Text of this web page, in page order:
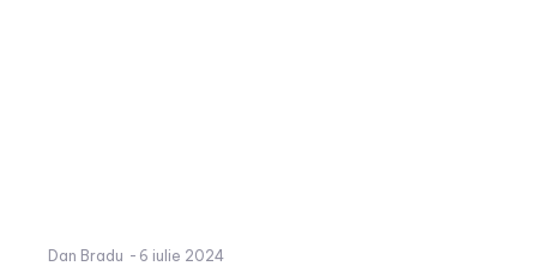
Dan Bradu - 6 iulie 2024